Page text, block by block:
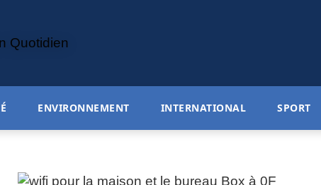
ENVIRONNEMENT INTERNATIONAL SPORT